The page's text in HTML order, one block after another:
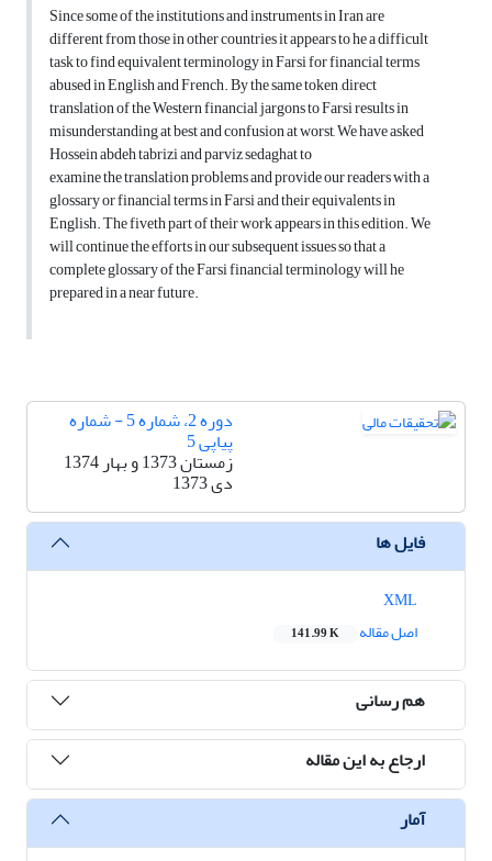
Since some of the institutions and instruments in Iran are
different from those in other countries it appears to he a difficult
task to find equivalent terminology in Farsi for financial terms
abused in English and French. By the same token ,direct
translation of the Western financial jargons to Farsi results in
misunderstanding at best and confusion at worst, We have asked
Hossein abdeh tabrizi and parviz sedaghat to
examine the translation problems and provide our readers with a
glossary or financial terms in Farsi and their equivalents in
English. The fiveth part of their work appears in this edition. We
will continue the efforts in our subsequent issues so that a
complete glossary of the Farsi financial terminology will he
prepared in a near future.
دوره 2، شماره 5 - شماره
پیاپی 5
زمستان 1373 و بهار 1374
دی 1373
فایل ها
اصل مقاله
141.99 K
هم رسانی
ارجاع به این مقاله
آمار